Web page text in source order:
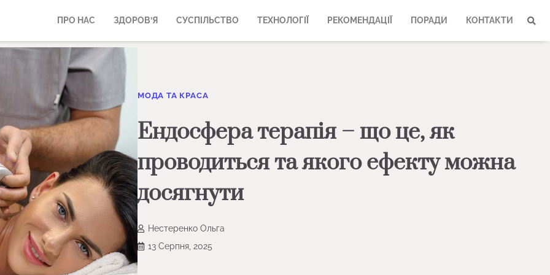
ПРО НАС ЗДОРОВ’Я СУСПІЛЬСТВО ТЕХНОЛОГІЇ РЕКОМЕНДАЦІЇ ПОРАДИ КОНТАКТИ
МОДА ТА КРАСА
Ендосфера терапія – що це, як
проводиться та якого ефекту можна
досягнути
Нестеренко Ольга
13 Серпня, 2025